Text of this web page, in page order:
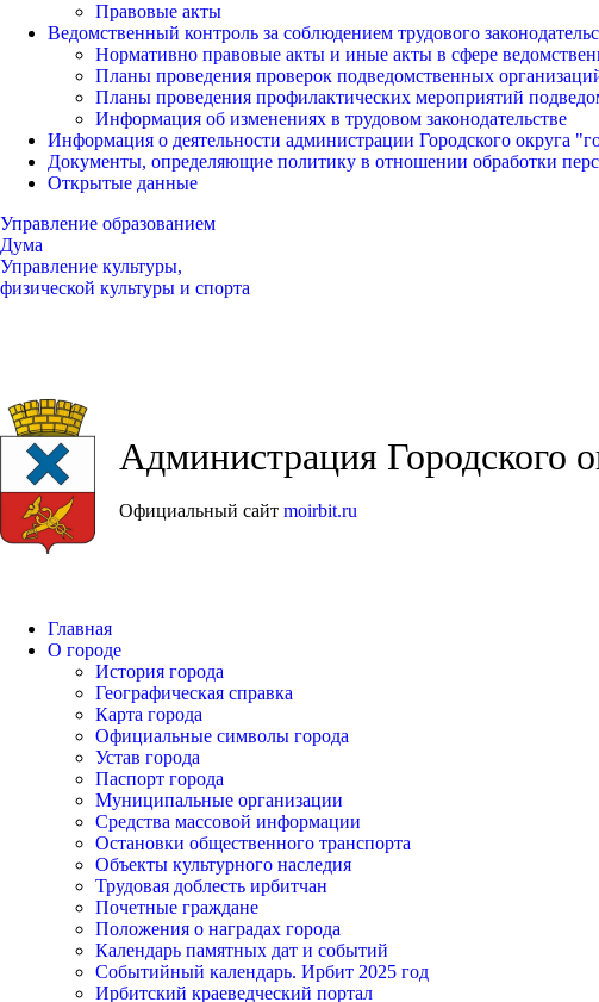
Правовые акты
Ведомственный контроль за соблюдением трудового
Нормативно правовые акты и иные акты в сфере
Планы проведения проверок подведомственных
Планы проведения профилактических мероприятий
Информация об изменениях в трудовом законодательстве
Информация о деятельности администрации Городского округа
Документы, определяющие политику в отношении обработки
Открытые данные
Управление образованием
Дума
Управление культуры,
физической культуры и спорта
Администрация Городского
Официальный сайт moirbit.ru
Главная
О городе
История города
Географическая справка
Карта города
Официальные символы города
Устав города
Паспорт города
Муниципальные организации
Средства массовой информации
Остановки общественного транспорта
Объекты культурного наследия
Трудовая доблесть ирбитчан
Почетные граждане
Положения о наградах города
Календарь памятных дат и событий
Событийный календарь. Ирбит 2025 год
Ирбитский краеведческий портал